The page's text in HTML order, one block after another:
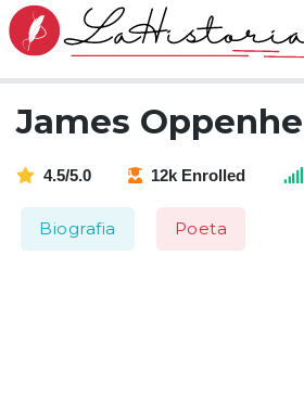
James
4.5/5.0 12k Enrolled
Biografia Poeta